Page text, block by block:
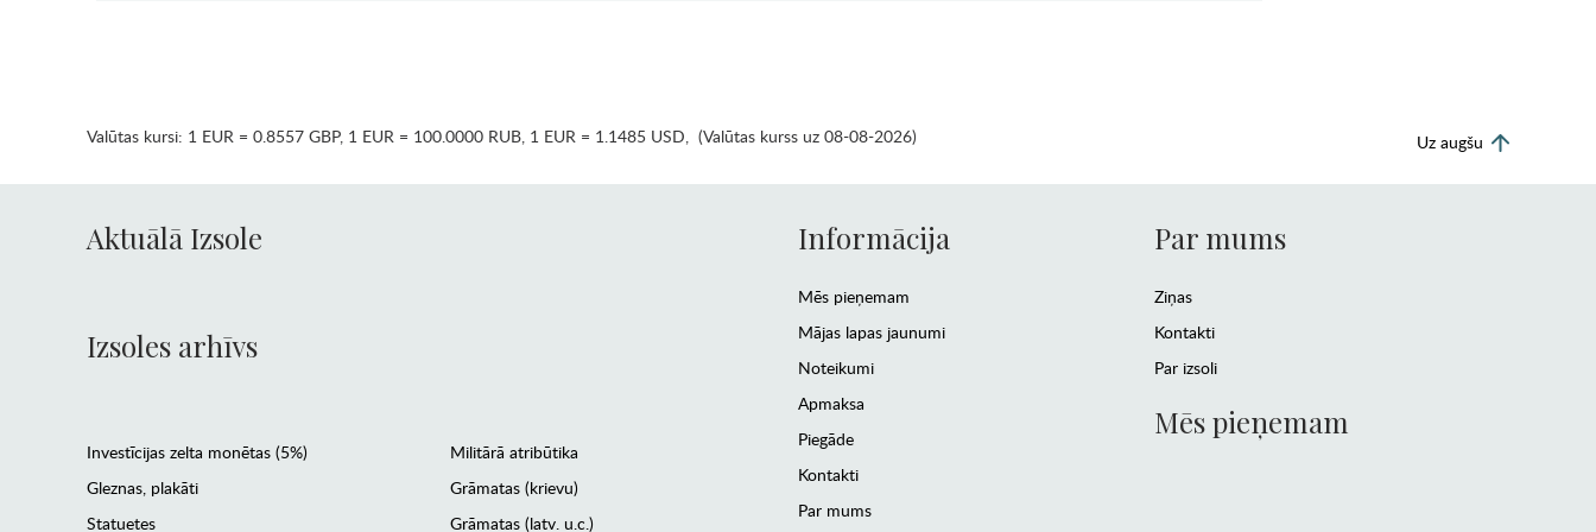
Valūtas kursi: 1 EUR = 0.8557 GBP, 1 EUR = 100.0000 RUB, 1 EUR = 1.1485 USD, (Valūtas kurss uz 08-08-2026) Uz augšu
Aktuālā Izsole
Izsoles arhīvs
Investīcijas zelta monētas (5%)
Gleznas, plakāti
Statuetes
Militārā atribūtika
Grāmatas (krievu)
Grāmatas (latv. u.c.)
Informācija
Mēs pieņemam
Mājas lapas jaunumi
Noteikumi
Apmaksa
Piegāde
Kontakti
Par mums
Par mums
Ziņas
Kontakti
Par izsoli
Mēs pieņemam